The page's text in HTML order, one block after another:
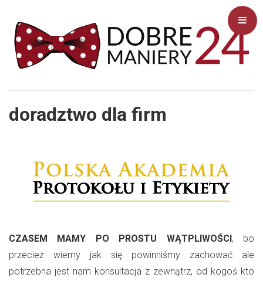
doradztwo dla firm
CZASEM MAMY PO PROSTU WĄTPLIWOŚCI,
bo
przecież wiemy jak się powinniśmy zachować ale
potrzebna jest nam konsultacja z zewnątrz, od kogoś kto